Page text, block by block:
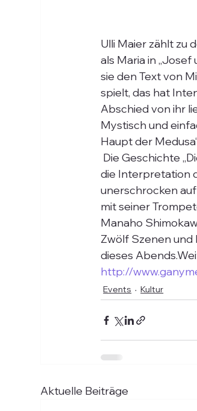
Ulli Maier zählt zu
als Maria in
sie den Text von
spielt, das hat
Abschied von ihr
Mystisch und
Haupt der
die Interpretation
unerschrocken
mit seiner
Manaho
Zwölf Szenen
dieses
http://
Events Kultur
Aktuelle Beiträge